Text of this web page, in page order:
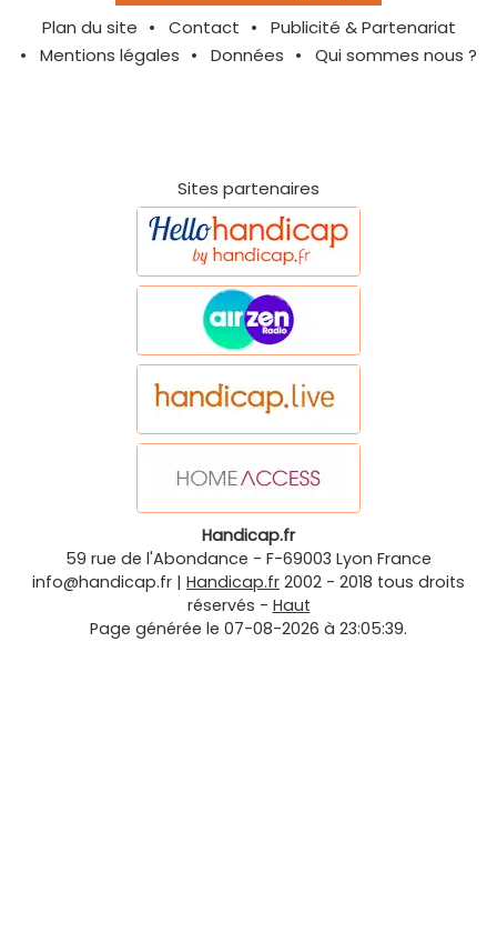
Plan du site Contact
Publicité & Partenariat
Mentions légales
Données Qui sommes nous ?
Sites partenaires
Handicap.fr
59 rue de l'Abondance - F-69003 Lyon France
info@handicap.fr | Handicap.fr 2002 - 2018 tous droits
réservés - Haut
Page générée le 07-08-2026 à 23:05:39.